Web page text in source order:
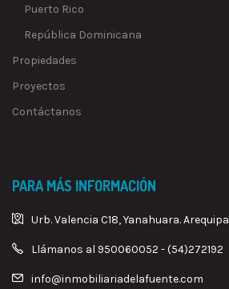
Puerto Rico
República Dominicana
Propiedades
Proyectos
Contáctanos
PARA MÁS INFORMACIÓN
Urb. Valencia C18, Yanahuara. Arequipa
Llámanos al 950060052 - (54)272192
info@inmobiliariadelafuente.com